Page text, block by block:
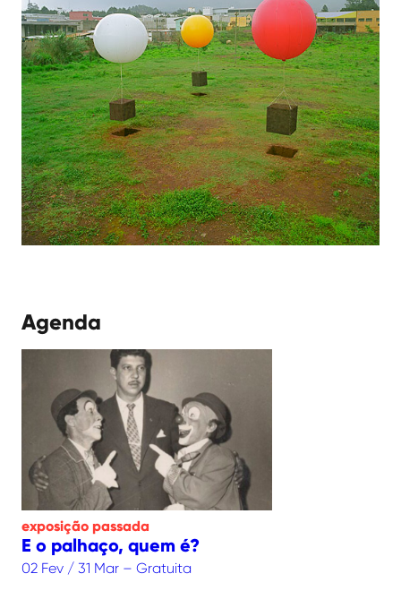
Agenda
exposição passada
E o palhaço, quem é?
02 Fev / 31 Mar – Gratuita